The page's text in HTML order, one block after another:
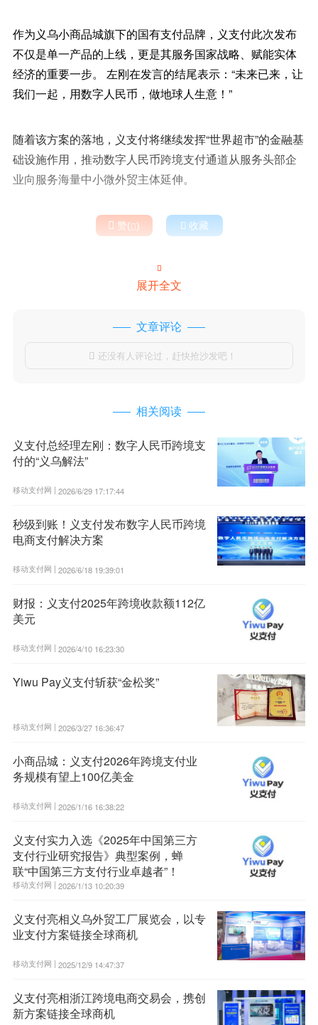
作为义乌小商品城旗下的国有支付品牌，义支付此次发布
不仅是单一产品的上线，更是其服务国家战略、赋能实体
经济的重要一步。 左刚在发言的结尾表示：“未来已来，让
我们一起，用数字人民币，做地球人生意！”
随着该方案的落地，义支付将继续发挥“世界超市”的金融基
础设施作用，推动数字人民币跨境支付通道从服务头部企
业向服务海量中小微外贸主体延伸。
 赞()  收藏

展开全文
文章评论
 还没有人评论过，赶快抢沙发吧！
相关阅读
义支付总经理左刚：数字人民币跨境支
付的“义乌解法”
移动支付网 | 2026/6/29 17:17:44
秒级到账！义支付发布数字人民币跨境
电商支付解决方案
移动支付网 | 2026/6/18 19:39:01
财报：义支付2025年跨境收款额112亿
美元
移动支付网 | 2026/4/10 16:23:30
Yiwu Pay义支付斩获“金松奖”
移动支付网 | 2026/3/27 16:36:47
小商品城：义支付2026年跨境支付业
务规模有望上100亿美金
移动支付网 | 2026/1/16 16:38:22
义支付实力入选《2025年中国第三方
支付行业研究报告》典型案例，蝉
联“中国第三方支付行业卓越者”！
移动支付网 | 2026/1/13 10:20:39
义支付亮相义乌外贸工厂展览会，以专
业支付方案链接全球商机
移动支付网 | 2025/12/9 14:47:37
义支付亮相浙江跨境电商交易会，携创
新方案链接全球商机